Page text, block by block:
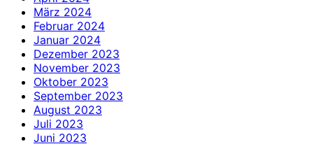
März 2024
Februar 2024
Januar 2024
Dezember 2023
November 2023
Oktober 2023
September 2023
August 2023
Juli 2023
Juni 2023